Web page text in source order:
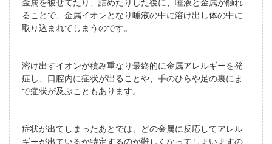
金属を被せてたり、詰めたりした後に、唾液と金属が触れ
ることで、金属イオンとなり唾液の中に溶け出し体の中に
取り込まれてしまうのです。
溶け出すイオンが積み重なり最終的に金属アレルギーを発
症し、口腔内に症状が出ることや、手のひらや足の裏にま
で症状が及ぶこともあります。
症状が出てしまったあとでは、どの金属に反応してアレル
ギーが出ているか特定するのが難しくなってしまいますの